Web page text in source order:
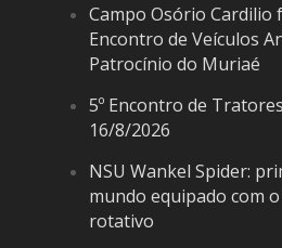
Campo Osório Cardilio
Encontro de Veículos
Patrocínio do Muriaé
5º Encontro de
16/8/2026
NSU Wankel Spider:
mundo equipado com
rotativo